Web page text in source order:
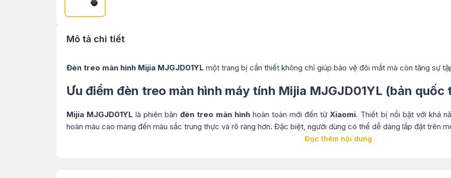
Mô tả chi tiết
Đèn treo màn hình Mijia MJGJD01YL một trang bị cần thiết không chỉ giúp bảo vệ đôi mắt mà còn tăng sự
Ưu điểm đèn treo màn hình máy tính Mijia MJGJD01YL (bản quốc
Mijia MJGJD01YL là phiên bản đèn treo màn hìnhhoàn toàn mới đến từXiaomi. Thiết bị nổi bật với khả
hoàn màu cao mang đến màu sắc trung thực và rõ ràng hơn. Đặc biệt, người dùng có thể dễ dàng lắp đặt trên
hay màn hình phẳng của mình và điều chỉnh góc chiếu sáng linh hoạt, tránh chói theo nhu cầu sử dụng. Chính
Đọc thêm nội dung